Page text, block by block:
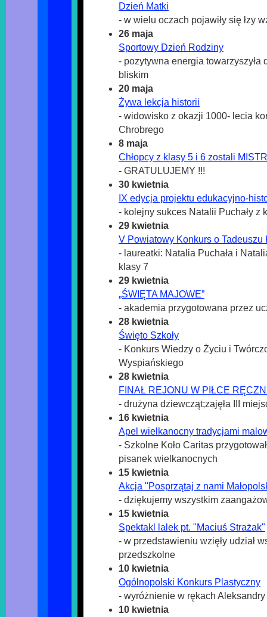
Dzień Matki
- w wielu oczach pojawiły się łzy
26 maja
Sportowy Dzień Rodziny
- pozytywna energia towarzyszyła
bliskim
20 maja
Żywa lekcja historii
- widowisko z okazji 1000- lecia
Chrobrego
8 maja
Chłopcy z klasy 5 i 6 zostali
- GRATULUJEMY !!!
30 kwietnia
IX edycja projektu edukacyjno-
- kolejny sukces Natalii Puchały z
29 kwietnia
V Powiatowy Konkurs o Tadeuszu
- laureatki: Natalia Puchała i
klasy 7
29 kwietnia
„ŚWIĘTA MAJOWE”
- akademia przygotowana przez
28 kwietnia
Święto Szkoły
- Konkurs Wiedzy o Życiu i
Wyspiańskiego
28 kwietnia
FINAŁ REJONU W PIŁCE
- drużyna dziewcząt;zajęła III
16 kwietnia
Apel wielkanocny tradycjami
- Szkolne Koło Caritas
pisanek wielkanocnych
15 kwietnia
Akcja "Posprzątaj z nami
- dziękujemy wszystkim
15 kwietnia
Spektakl lalek pt. "Maciuś Strażak"
- w przedstawieniu wzięły udział
przedszkolne
10 kwietnia
Ogólnopolski Konkurs Plastyczny
- wyróżnienie w rękach
10 kwietnia